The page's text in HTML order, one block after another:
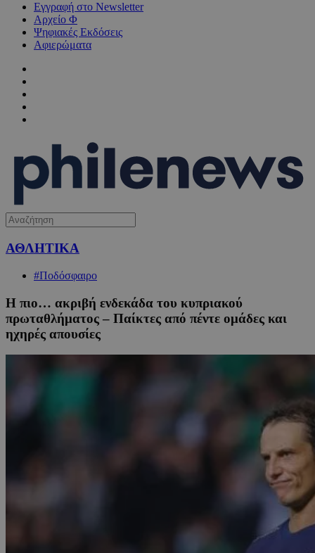
Εγγραφή στο Newsletter
Αρχείο Φ
Ψηφιακές Εκδόσεις
Αφιερώματα
ΑΘΛΗΤΙΚΑ
#Ποδόσφαιρο
H πιο… ακριβή ενδεκάδα του κυπριακού
πρωταθλήματος – Παίκτες από πέντε ομάδες και
ηχηρές απουσίες